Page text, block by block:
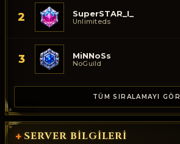
2 SuperSTAR_I_
Unlimiteds
3 MiNNoSs
NoGuild
TÜM SIRALAMAYI GÖR
+ SERVER BILGILERI